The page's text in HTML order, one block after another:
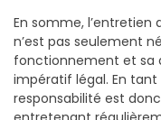
En somme,
n’est pas seulement
fonctionnement et sa
impératif légal. En
responsabilité est donc